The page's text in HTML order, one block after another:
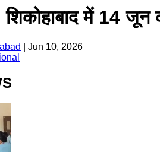
शिकोहाबाद में 14
Jun 10, 2026